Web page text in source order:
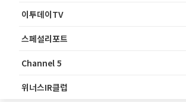
이투데이TV
스페셜리포트
Channel 5
위너스IR클럽